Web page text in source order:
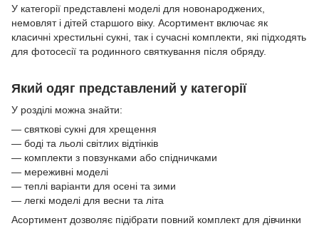
У категорії представлені моделі для новонароджених,
немовлят і дітей старшого віку. Асортимент включає як
класичні хрестильні сукні, так і сучасні комплекти, які підходять
для фотосесії та родинного святкування після обряду.
Який одяг представлений у категорії
У розділі можна знайти:
— святкові сукні для хрещення
— боді та льолі світлих відтінків
— комплекти з повзунками або спідничками
— мереживні моделі
— теплі варіанти для осені та зими
— легкі моделі для весни та літа
Асортимент дозволяє підібрати повний комплект для дівчинки